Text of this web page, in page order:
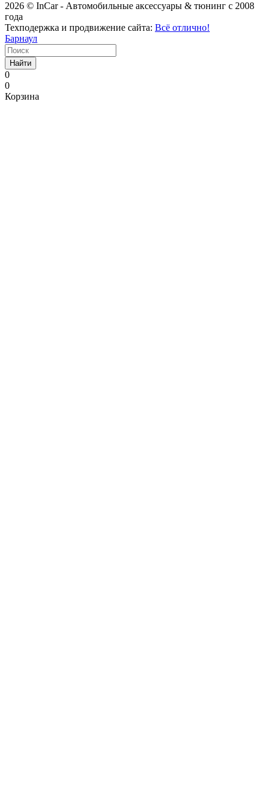
2026 © InCar - Автомобильные аксессуары & тюнинг с 2008
года
Техподержка и продвижение сайта: Всё отлично!
Барнаул
Найти
0
0
Корзина